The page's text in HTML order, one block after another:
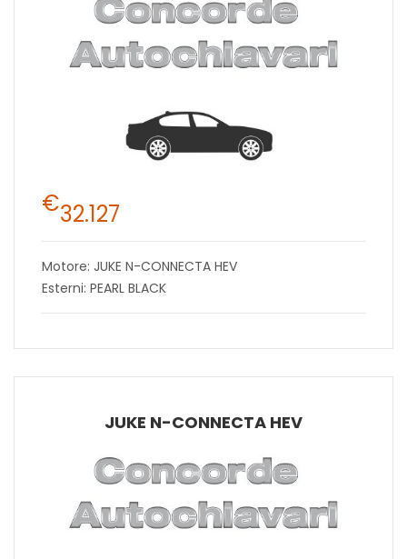
€32.127
Motore: JUKE N-CONNECTA HEV
Esterni: PEARL BLACK
JUKE N-CONNECTA HEV